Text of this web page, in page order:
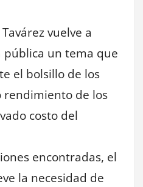
vuelve a
pública un tema que
el bolsillo de los
rendimiento de los
costo del
encontradas, el
la necesidad de